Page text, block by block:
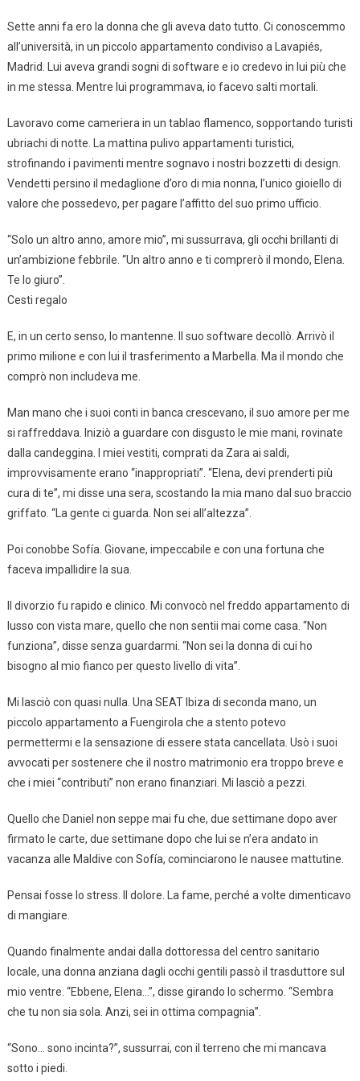
Sette anni fa ero la donna che gli aveva dato tutto. Ci conoscemmo
all’università, in un piccolo appartamento condiviso a Lavapiés,
Madrid. Lui aveva grandi sogni di software e io credevo in lui più che
in me stessa. Mentre lui programmava, io facevo salti mortali.
Lavoravo come cameriera in un tablao flamenco, sopportando turisti
ubriachi di notte. La mattina pulivo appartamenti turistici,
strofinando i pavimenti mentre sognavo i nostri bozzetti di design.
Vendetti persino il medaglione d’oro di mia nonna, l’unico gioiello di
valore che possedevo, per pagare l’affitto del suo primo ufficio.
“Solo un altro anno, amore mio”, mi sussurrava, gli occhi brillanti di
un’ambizione febbrile. “Un altro anno e ti comprerò il mondo, Elena.
Te lo giuro”.
Cesti regalo
E, in un certo senso, lo mantenne. Il suo software decollò. Arrivò il
primo milione e con lui il trasferimento a Marbella. Ma il mondo che
comprò non includeva me.
Man mano che i suoi conti in banca crescevano, il suo amore per me
si raffreddava. Iniziò a guardare con disgusto le mie mani, rovinate
dalla candeggina. I miei vestiti, comprati da Zara ai saldi,
improvvisamente erano “inappropriati”. “Elena, devi prenderti più
cura di te”, mi disse una sera, scostando la mia mano dal suo braccio
griffato. “La gente ci guarda. Non sei all’altezza”.
Poi conobbe Sofía. Giovane, impeccabile e con una fortuna che
faceva impallidire la sua.
Il divorzio fu rapido e clinico. Mi convocò nel freddo appartamento di
lusso con vista mare, quello che non sentii mai come casa. “Non
funziona”, disse senza guardarmi. “Non sei la donna di cui ho
bisogno al mio fianco per questo livello di vita”.
Mi lasciò con quasi nulla. Una SEAT Ibiza di seconda mano, un
piccolo appartamento a Fuengirola che a stento potevo
permettermi e la sensazione di essere stata cancellata. Usò i suoi
avvocati per sostenere che il nostro matrimonio era troppo breve e
che i miei “contributi” non erano finanziari. Mi lasciò a pezzi.
Quello che Daniel non seppe mai fu che, due settimane dopo aver
firmato le carte, due settimane dopo che lui se n’era andato in
vacanza alle Maldive con Sofía, cominciarono le nausee mattutine.
Pensai fosse lo stress. Il dolore. La fame, perché a volte dimenticavo
di mangiare.
Quando finalmente andai dalla dottoressa del centro sanitario
locale, una donna anziana dagli occhi gentili passò il trasduttore sul
mio ventre. “Ebbene, Elena…”, disse girando lo schermo. “Sembra
che tu non sia sola. Anzi, sei in ottima compagnia”.
“Sono… sono incinta?”, sussurrai, con il terreno che mi mancava
sotto i piedi.